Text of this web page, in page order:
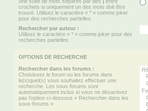
crochets si uniquement un des mots doit être
trouvé. Utilisez le caractère « * » comme joker
pour des recherches partielles.
Rechercher par auteur :
Utilisez le caractère « * » comme joker pour des
recherches partielles.
OPTIONS DE RECHERCHE
Rechercher dans les forums :
Choisissez le forum ou les forums dans
le(s)quel(s) vous souhaitez effectuer une
recherche. Les sous-forums sont
automatiquement inclus si vous ne désactivez
pas l’option ci-dessous « Rechercher dans les
sous-forums ».